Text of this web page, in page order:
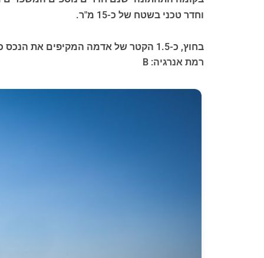
וחדר טכני בשטח של כ-15 מ"ר.
בחוץ, כ-1.5 הקטר של אדמה המקיפים את הנכס כוללים עצי זית ושורות כרמים, התורמים ליצירת סביבה בעלת קסם ואותנטיות רבה.
רמת אנרגיה: B